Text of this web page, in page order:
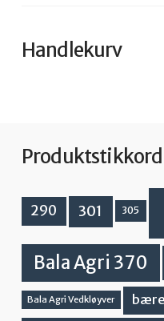
Handlekurv
Produktstikkord
290 301 305
Bala Agri 370
Bala Agri Vedkløyver